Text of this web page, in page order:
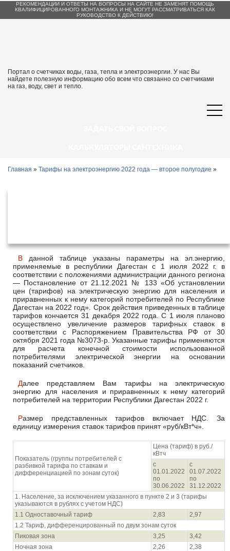
РЕКОМЕНДАЦИИ И ОТВЕТЫ НА ВОПРОСЫ НА САЙТЕ НЕ ЗАМЕНЯТ ПОМОЩЬ
КВАЛИФИЦИРОВАННОГО МОНТАЖНИКА И НЕ МОГУТ РАССМАТРИВАТЬСЯ КАК
РУКОВОДСТВО К ДЕЙСТВИЮ!
Портал о счетчиках воды, газа, тепла и электроэнергии. У нас Вы
найдете полезную информацию обо всем что связанно со счетчиками
на газ, воду, свет и тепло.
Главная » Тарифы на электроэнергию 2022 года — второе полугодие »
В данной таблице указаны параметры на эл.энергию,
применяемые в республики Дагестан с 1 июля 2022 г. в
соответствии с положениями администрации данного региона
— Постановление от 21.12.2021 № 133 «Об установлении
цен (тарифов) на электрическую энергию для населения и
приравненных к нему категорий потребителей по Республике
Дагестан на 2022 год». Срок действия приведенных в таблице
тарифов кончается 31 декабря 2022 года. С 1 июля планово
осуществлено увеличение размеров тарифных ставок в
соответствии с Распоряжением Правительства РФ от 30
октября 2021 года №3073-р. Указанные тарифы применяются
для расчета конечной стоимости использованной
потребителями электрической энергии на основании
показаний счетчиков.
Далее представляем Вам тарифы на электрическую
энергию для населения и приравненных к нему категорий
потребителей на территории Республики Дагестан 2022 г.
Размер представленных тарифов включает НДС. За
единицу измерения ставок тарифов принят «руб/кВт*ч».
Показатель (группы потребителей с
разбивкой тарифа по ставкам и
дифференциацией по зонам суток)
Цена (тариф) в руб./
кВтч
с
01.01.2022
по
30.06.2022
с
01.07.2022
по
31.12.2022
1. Население, за исключением указанного в пункте 2 и 3 (тарифы
указываются в рублях с учетом НДС)
1.1 Одноставочный тариф
2,83
2,97
1.2 Тариф, дифференцированный по двум зонам суток
Пиковая зона
3,25
3,42
Ночная зона
2,26
2,38